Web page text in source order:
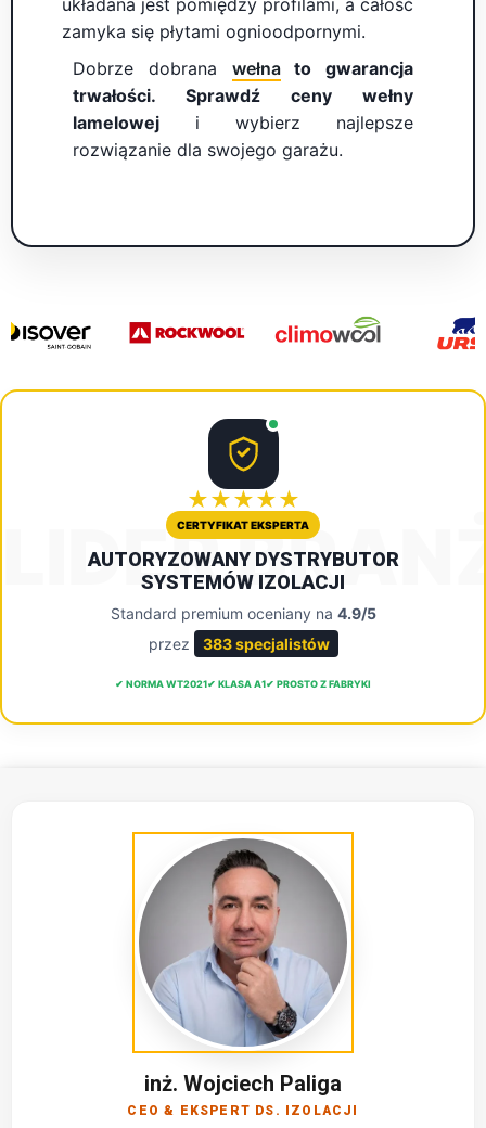
układana jest pomiędzy profilami, a całość
zamyka się płytami ognioodpornymi.
Dobrze dobrana wełnato gwarancja
trwałości. Sprawdź ceny wełny
lamelowej i wybierz najlepsze
rozwiązanie dla swojego garażu.
LIDER
★★★★★
CERTYFIKAT EKSPERTA
AUTORYZOWANY DYSTRYBUTOR
SYSTEMÓW IZOLACJI
Standard premium oceniany na 4.9/5
przez
383 specjalistów
✔ NORMA WT2021✔ KLASA A1✔ PROSTO Z FABRYKI
inż. Wojciech Paliga
CEO & EKSPERT DS. IZOLACJI